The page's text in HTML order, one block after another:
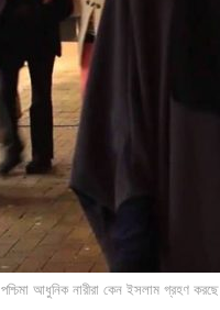
পশ্চিমা আধুনিক নারীরা কেন ইসলাম গ্রহণ করছে